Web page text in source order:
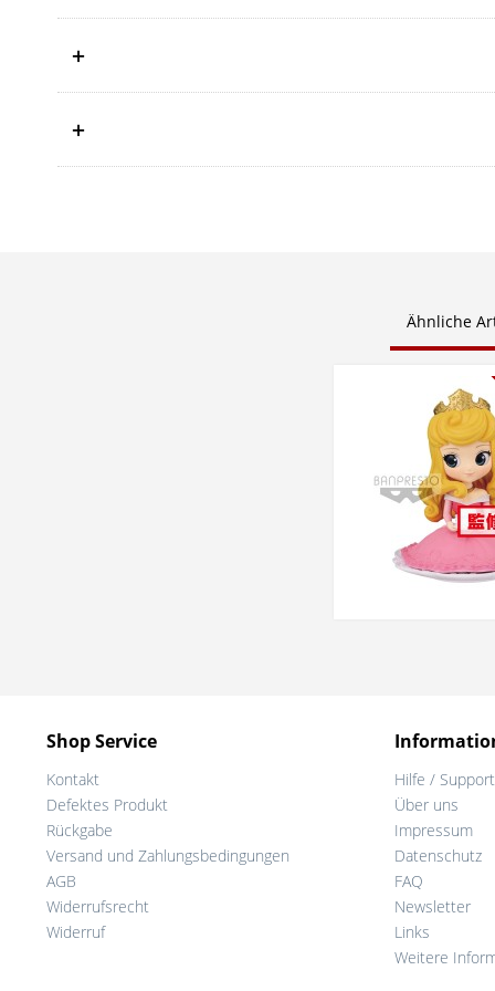
Ähnliche
Shop Service
Kontakt
Defektes Produkt
Rückgabe
Versand und Zahlungsbedingungen
AGB
Widerrufsrecht
Widerruf
Hilfe / Support
Über uns
Impressum
Datenschutz
FAQ
Newsletter
Links
Weitere